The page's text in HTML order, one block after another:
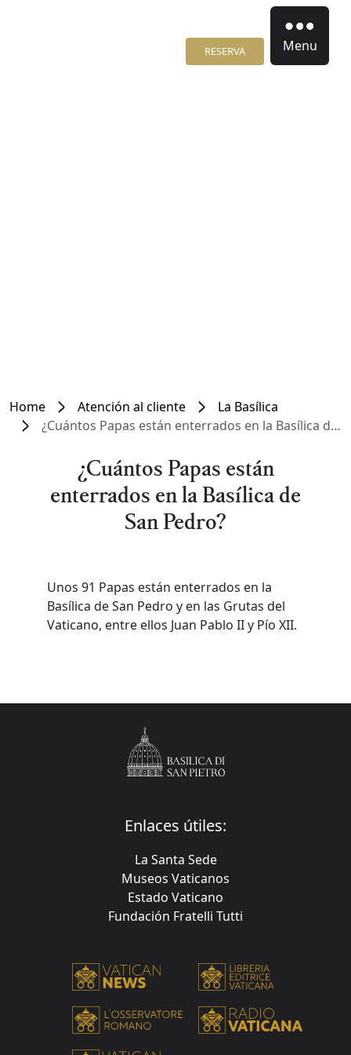
RESERVA Menu
Home Atención al cliente
La Basílica
¿Cuántos Papas están enterrados en la Basílica de San Pedro?
¿Cuántos Papas están
enterrados en la Basílica de
San Pedro?
Unos 91 Papas están enterrados en la
Basílica de San Pedro y en las Grutas del
Vaticano, entre ellos Juan Pablo II y Pío XII.
Enlaces útiles:
La Santa Sede
Museos Vaticanos
Estado Vaticano
Fundación Fratelli Tutti